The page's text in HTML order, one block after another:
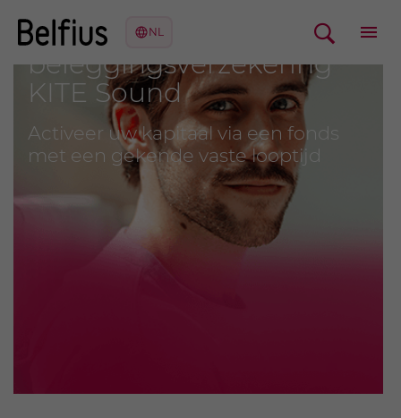
De
beleggingsverzekering
KITE Sound
Activeer uw kapitaal via een fonds
met een gekende vaste looptijd